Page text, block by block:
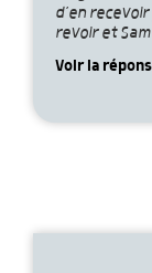
d’en
revoir et
Voir la